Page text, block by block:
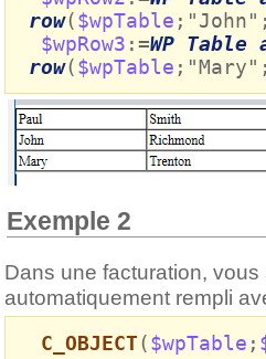
row($wpTable
$wpRow3 :=WP Table
row($wpTable
Exemple 2
Dans une facturation,
automatiquement rempli
C_OBJECT($wpTable ;